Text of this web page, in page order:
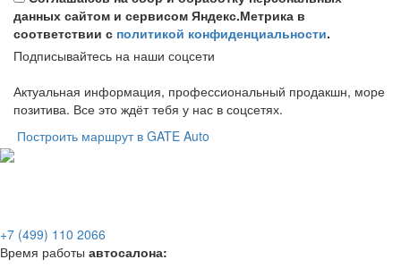
данных сайтом и сервисом Яндекс.Метрика в
соответствии с политикой конфиденциальности.
Подписывайтесь на наши соцсети
Актуальная информация, профессиональный продакшн, море
позитива. Все это ждёт тебя у нас в соцсетях.
Построить маршрут в GATE Auto
+7 (499) 110 2066
Время работы автосалона: